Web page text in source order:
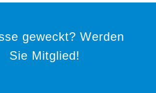
geweckt? Werden
Sie Mitglied!